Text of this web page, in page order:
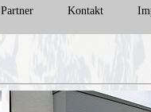
Partner Kontakt